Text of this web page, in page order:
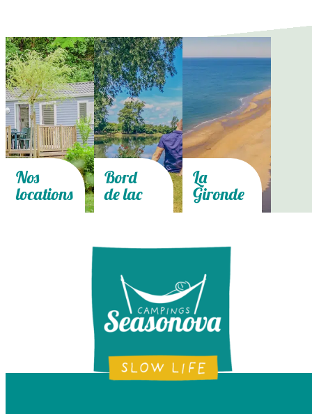
Nos
locations
Bord
de lac
La
Gironde